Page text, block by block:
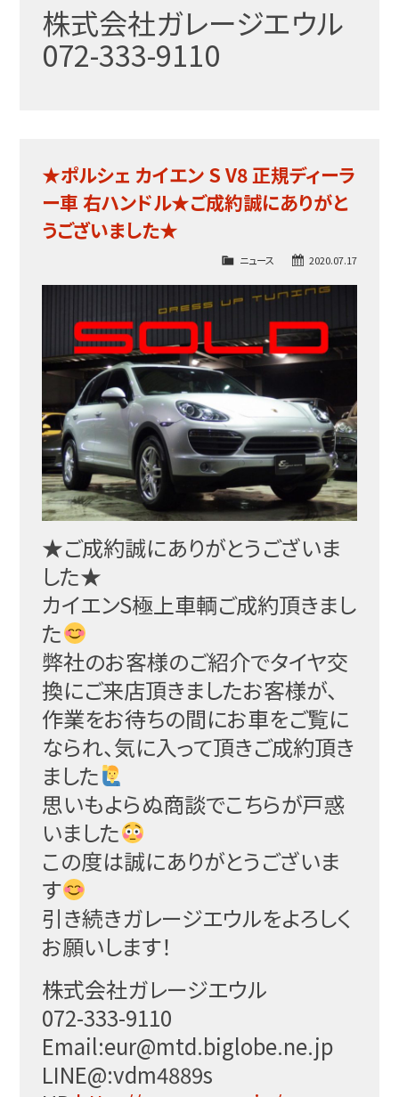
株式会社ガレージエウル
072-333-9110
★ポルシェ カイエン S V8 正規ディーラ
ー車 右ハンドル★ご成約誠にありがと
うございました★
2020.07.17
ニュース
★ご成約誠にありがとうございま
した★
カイエンS極上車輌ご成約頂きまし
た
弊社のお客様のご紹介でタイヤ交
換にご来店頂きましたお客様が、
作業をお待ちの間にお車をご覧に
なられ、気に入って頂きご成約頂き
ました
思いもよらぬ商談でこちらが戸惑
いました
この度は誠にありがとうございま
す
引き続きガレージエウルをよろしく
お願いします！
株式会社ガレージエウル
072-333-9110
Email:eur@mtd.biglobe.ne.jp
LINE@:vdm4889s